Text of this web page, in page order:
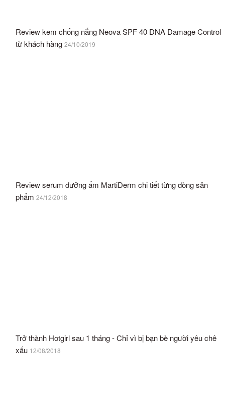
Review kem chống nắng Neova SPF 40 DNA Damage Control
từ khách hàng 24/10/2019
Review serum dưỡng ẩm MartiDerm chi tiết từng dòng sản
phẩm 24/12/2018
Trở thành Hotgirl sau 1 tháng - Chỉ vì bị bạn bè người yêu chê
xấu 12/08/2018